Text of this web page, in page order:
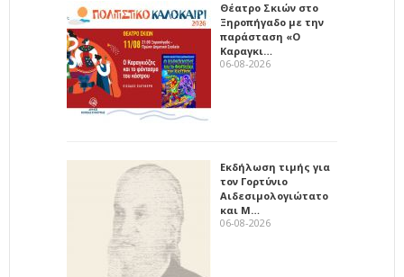
Θέατρο Σκιών στο
Ξηροπήγαδο με την
παράσταση «Ο
Καραγκι…
06-08-2026
Εκδήλωση τιμής για
τον Γορτύνιο
Αιδεσιμολογιώτατο
και Μ…
06-08-2026